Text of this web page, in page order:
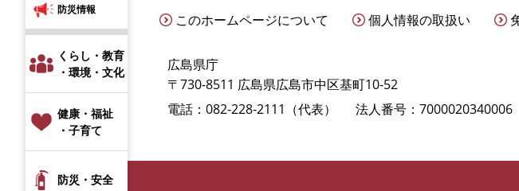
防災情報
くらし・教育
・環境・文化
健康・福祉
・子育て
防災・安全
このホームページについて 個人情報の取扱い
広島県庁
〒730-8511 広島県広島市中区基町10-52
電話：082-228-2111（代表）
法人番号：7000020340006